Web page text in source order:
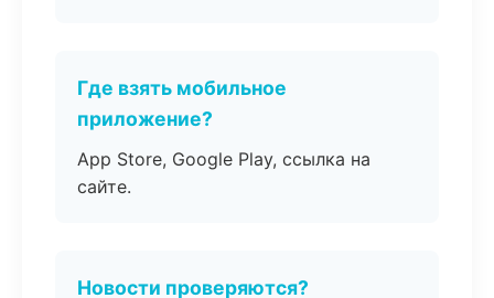
Где взять мобильное
приложение?
App Store, Google Play, ссылка на
сайте.
Новости проверяются?